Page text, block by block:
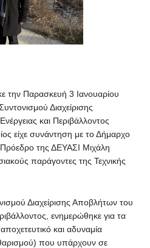
την Παρασκευή 3 Ιανουαρίου
Διαχείρισης
και Περιβάλλοντος
είχε συνάντηση με το Δήμαρχο
Πρόεδρο της ΔΕΥΑΣΙ Μιχάλη
παράγοντες της Τεχνικής
Διαχείρισης Αποβλήτων του
ενημερώθηκε για τα
και αδυναμία
που υπάρχουν σε